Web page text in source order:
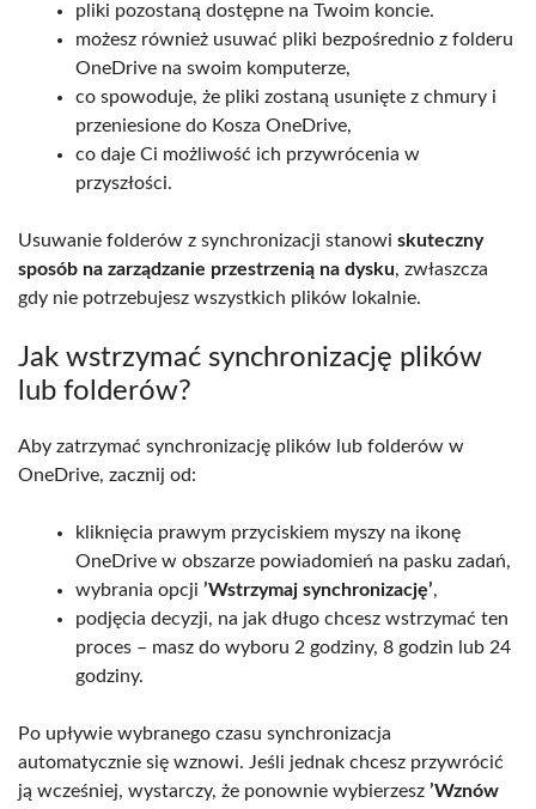
pliki pozostaną dostępne na Twoim koncie.
możesz również usuwać pliki bezpośrednio z folderu
OneDrive na swoim komputerze,
co spowoduje, że pliki zostaną usunięte z chmury i
przeniesione do Kosza OneDrive,
co daje Ci możliwość ich przywrócenia w
przyszłości.
Usuwanie folderów z synchronizacji stanowi skuteczny
sposób na zarządzanie przestrzenią na dysku, zwłaszcza
gdy nie potrzebujesz wszystkich plików lokalnie.
Jak wstrzymać synchronizację plików
lub folderów?
Aby zatrzymać synchronizację plików lub folderów w
OneDrive, zacznij od:
kliknięcia prawym przyciskiem myszy na ikonę
OneDrive w obszarze powiadomień na pasku zadań,
wybrania opcji ’Wstrzymaj synchronizację’,
podjęcia decyzji, na jak długo chcesz wstrzymać ten
proces – masz do wyboru 2 godziny, 8 godzin lub 24
godziny.
Po upływie wybranego czasu synchronizacja
automatycznie się wznowi. Jeśli jednak chcesz przywrócić
ją wcześniej, wystarczy, że ponownie wybierzesz ’Wznów